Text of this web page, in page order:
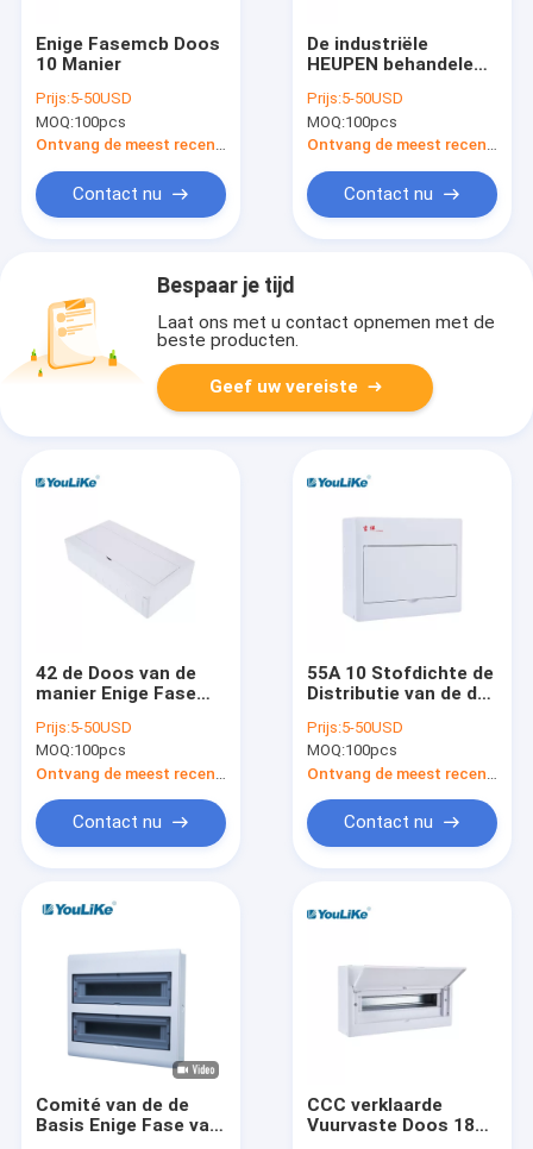
Enige Fasemcb Doos
10 Manier
Prijs:5-50USD
MOQ:100pcs
Ontvang de meest recente Prijs
Contact nu
De industriële
HEUPEN behandelen
16 Manier de Eenheid
Van de consument
Prijs:5-50USD
MOQ:100pcs
Ontvang de meest recente Prijs
Contact nu
Bespaar je tijd
Laat ons met u contact opnemen met de
beste producten.
Geef uw vereiste
42 de Doos van de
manier Enige Fase
Enclosure Box
Antiverkleuring
Prijs:5-50USD
MOQ:100pcs
Contact nu
55A 10 Stofdichte de
Distributie van de de
de Manieren Enige
Fase MCB
Prijs:5-50USD
MOQ:100pcs
Contact nu
Comité van de de
Basis Enige Fase van
CCC verklaarde
Vuurvaste Doos 18